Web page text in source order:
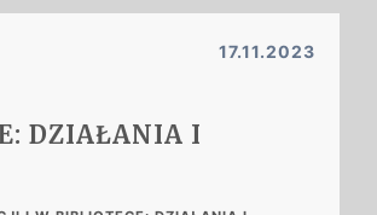
17.11.2023
DZIAŁANIA I